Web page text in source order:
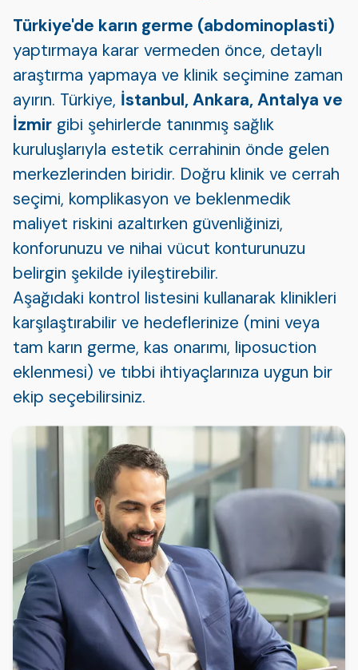
Türkiye'de karın germe (abdominoplasti)
yaptırmaya karar vermeden önce, detaylı
araştırma yapmaya ve klinik seçimine zaman
ayırın. Türkiye, İstanbul, Ankara, Antalya ve
İzmir gibi şehirlerde tanınmış sağlık
kuruluşlarıyla estetik cerrahinin önde gelen
merkezlerinden biridir. Doğru klinik ve cerrah
seçimi, komplikasyon ve beklenmedik
maliyet riskini azaltırken güvenliğinizi,
konforunuzu ve nihai vücut konturunuzu
belirgin şekilde iyileştirebilir.
Aşağıdaki kontrol listesini kullanarak klinikleri
karşılaştırabilir ve hedeflerinize (mini veya
tam karın germe, kas onarımı, liposuction
eklenmesi) ve tıbbi ihtiyaçlarınıza uygun bir
ekip seçebilirsiniz.